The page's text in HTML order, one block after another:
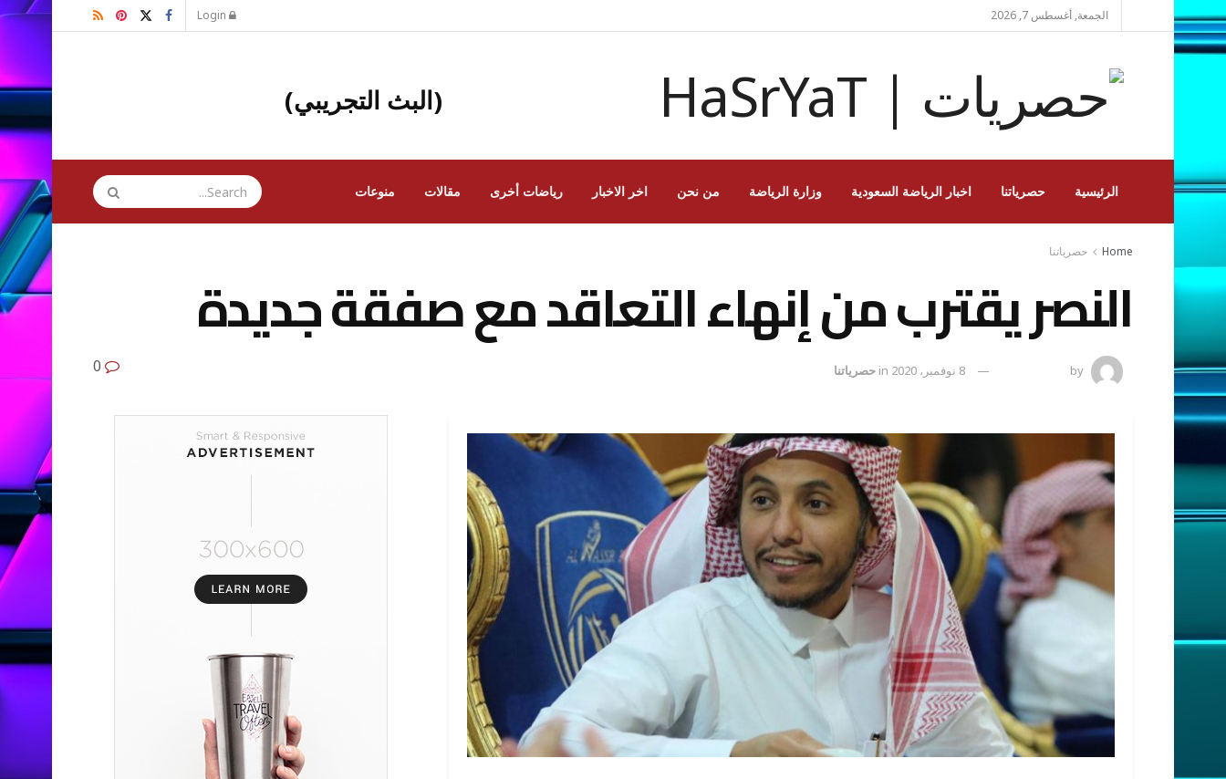
الجمعة, أغسطس 7, 2026
(البث التجريبي)
الرئيسية حصرياتنا اخبار الرياضة السعودية وزارة الرياضة من نحن اخر الاخبار رياضات أخرى مقالات منوعات
Home حصرياتنا
النصر يقترب من إنهاء التعاقد مع صفقة جديدة
by 8 نوفمبر، 2020 in حصرياتنا